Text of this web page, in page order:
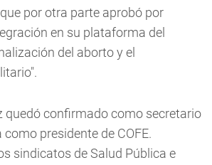
por otra parte aprobó por
en su plataforma del
del aborto y el
quedó confirmado como secretario
presidente de COFE.
sindicatos de Salud Pública e